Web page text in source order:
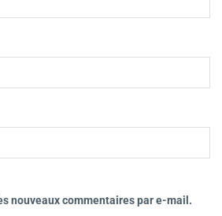
nouveaux commentaires par e-mail.